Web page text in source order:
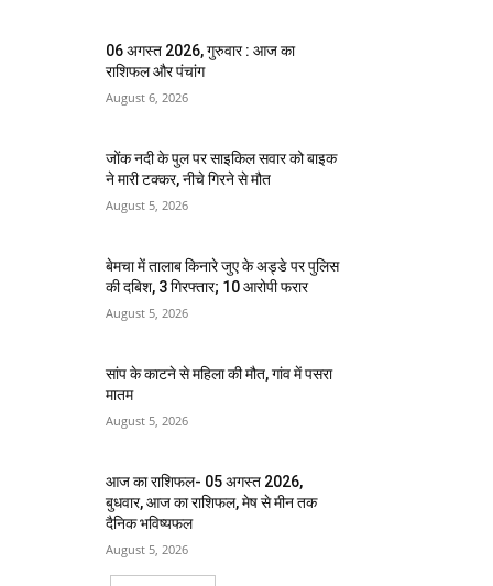
06 अगस्त 2026, गुरुवार : आज का
राशिफल और पंचांग
August 6, 2026
जोंक नदी के पुल पर साइकिल सवार को बाइक
ने मारी टक्कर, नीचे गिरने से मौत
August 5, 2026
बेमचा में तालाब किनारे जुए के अड्डे पर पुलिस
की दबिश, 3 गिरफ्तार; 10 आरोपी फरार
August 5, 2026
सांप के काटने से महिला की मौत, गांव में पसरा
मातम
August 5, 2026
आज का राशिफल- 05 अगस्त 2026,
बुधवार, आज का राशिफल, मेष से मीन तक
दैनिक भविष्यफल
August 5, 2026